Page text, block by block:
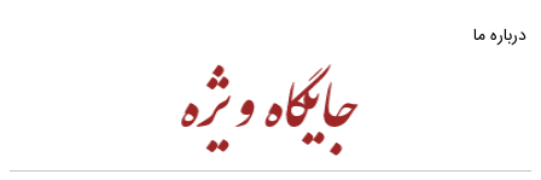
درباره ما